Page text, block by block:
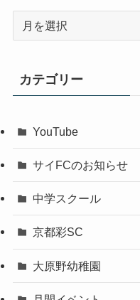
ブ
カテゴリー
YouTube
サイFCのお知らせ
中学スクール
京都彩SC
大原野幼稚園